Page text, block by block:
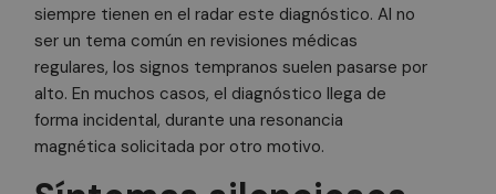
siempre tienen en el radar este diagnóstico. Al no
ser un tema común en revisiones médicas
regulares, los signos tempranos suelen pasarse por
alto. En muchos casos, el diagnóstico llega de
forma incidental, durante una resonancia
magnética solicitada por otro motivo.